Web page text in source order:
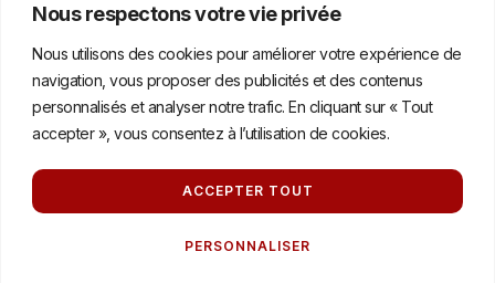
Nous respectons votre vie privée
Nous utilisons des cookies pour améliorer votre expérience de
navigation, vous proposer des publicités et des contenus
personnalisés et analyser notre trafic. En cliquant sur « Tout
accepter », vous consentez à l’utilisation de cookies.
PERSONNALISER
ACCEPTER TOUT
Contact
74 rue de la Fédération 75015, Paris
hello@agenceflag.com
© 2026 Flag - Tous droits réservés